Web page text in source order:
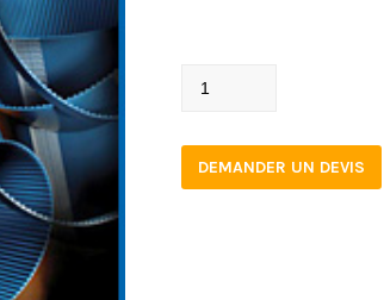
T2.5-
10
quantity
DEMANDER UN DEVIS